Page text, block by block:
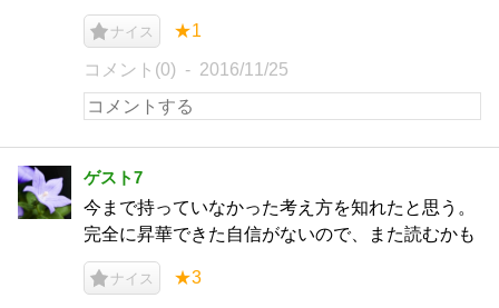
ナイス ★1
コメント(0) 2016/11/25
ゲスト7
今まで持っていなかった考え方を知れたと思う。
完全に昇華できた自信がないので、また読むかも
ナイス ★3